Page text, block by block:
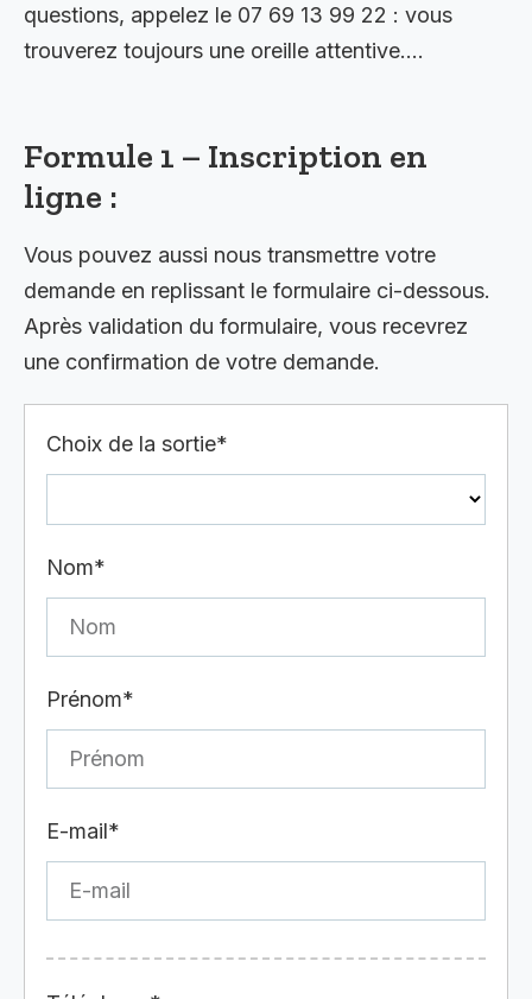
questions, appelez le 07 69 13 99 22 : vous
trouverez toujours une oreille attentive….
Formule 1 – Inscription en
ligne :
Vous pouvez aussi nous transmettre votre
demande en replissant le formulaire ci-dessous.
Après validation du formulaire, vous recevrez
une confirmation de votre demande.
Choix de la sortie*
Nom*
Prénom*
E-mail*